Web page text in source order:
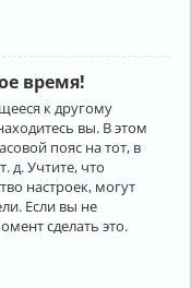
время!
к другому
вы. В этом
пояс на тот, в
д. Учтите, что
настроек, могут
Если вы не
сделать это.